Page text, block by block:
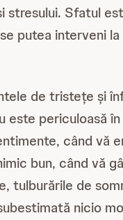
Sfatul
putea interveni
de tristețe și
periculoasă
când vă
bun, când vă
tulburările de
nicio